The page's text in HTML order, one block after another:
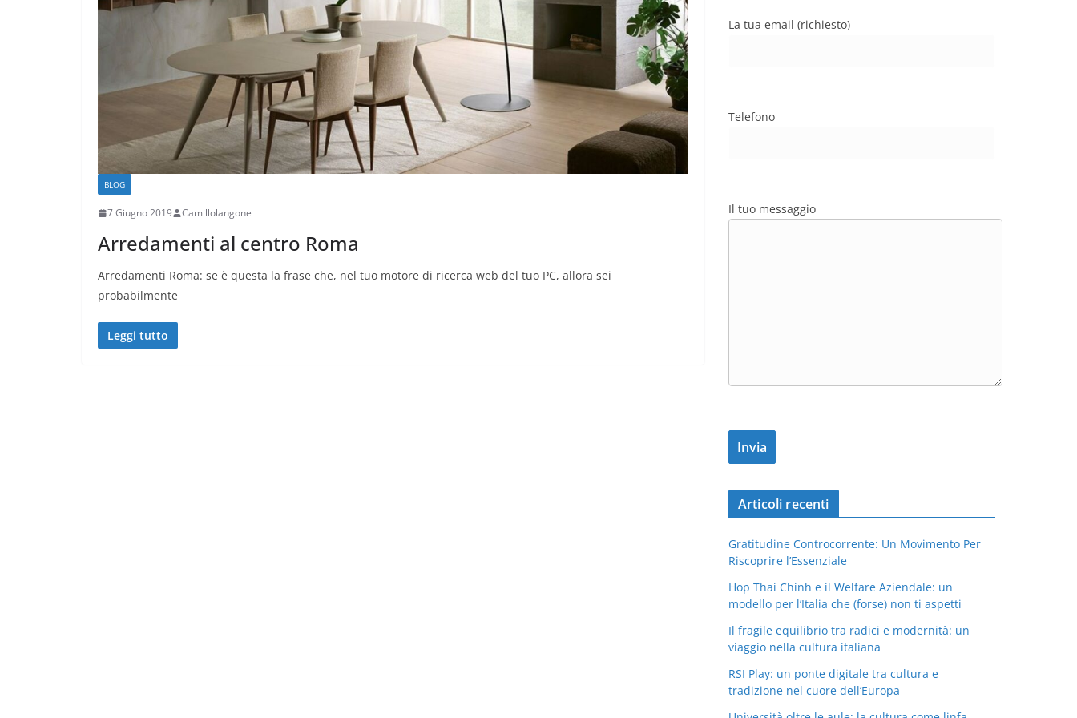
BLOG
7 Giugno 2019 Camillolangone
Arredamenti al centro Roma
Arredamenti Roma: se è questa la frase che, nel tuo motore di ricerca web del tuo PC, allora sei
probabilmente
Leggi tutto
La tua email (richiesto)
Telefono
Il tuo messaggio
Articoli recenti
Gratitudine Controcorrente: Un Movimento Per
Riscoprire l’Essenziale
Hop Thai Chinh e il Welfare Aziendale: un
modello per l’Italia che (forse) non ti aspetti
Il fragile equilibrio tra radici e modernità: un
viaggio nella cultura italiana
RSI Play: un ponte digitale tra cultura e
tradizione nel cuore dell’Europa